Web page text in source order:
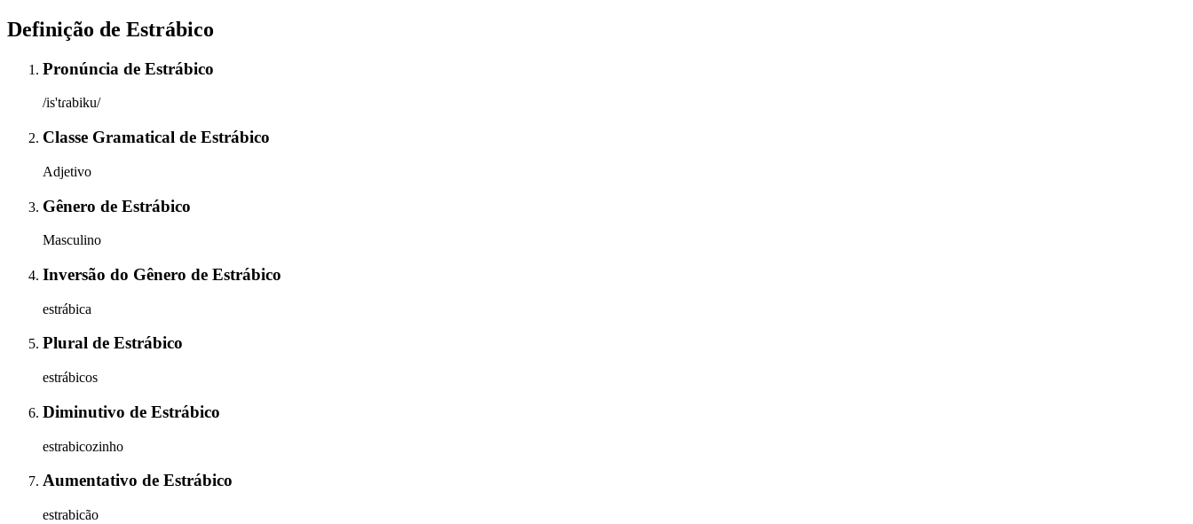
Definição de Estrábico
Pronúncia de Estrábico
/is'tɾabiku/
Classe Gramatical de Estrábico
Adjetivo
Gênero de Estrábico
Masculino
Inversão do Gênero de Estrábico
estrábica
Plural de Estrábico
estrábicos
Diminutivo de Estrábico
estrabicozinho
Aumentativo de Estrábico
estrabicão